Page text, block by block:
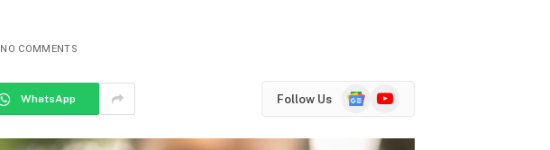
NO COMMENTS
WhatsApp Follow Us
GoogleYouTube